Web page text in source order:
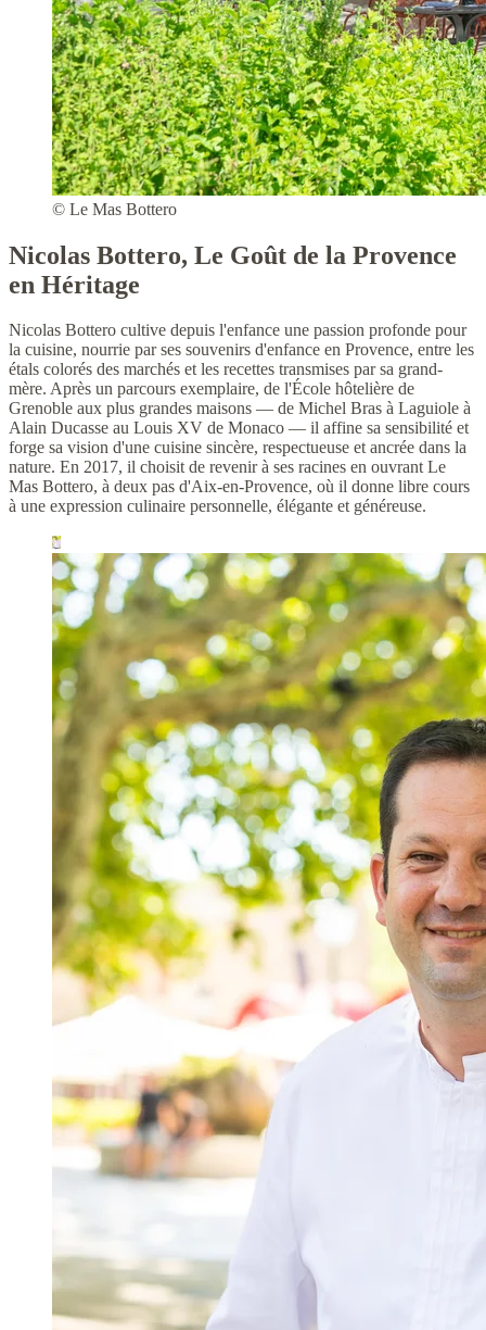
© Le Mas Bottero
Nicolas Bottero, Le Goût de la Provence
en Héritage
Nicolas Bottero cultive depuis l'enfance une passion profonde pour
la cuisine, nourrie par ses souvenirs d'enfance en Provence, entre les
étals colorés des marchés et les recettes transmises par sa grand-
mère. Après un parcours exemplaire, de l'École hôtelière de
Grenoble aux plus grandes maisons — de Michel Bras à Laguiole à
Alain Ducasse au Louis XV de Monaco — il affine sa sensibilité et
forge sa vision d'une cuisine sincère, respectueuse et ancrée dans la
nature. En 2017, il choisit de revenir à ses racines en ouvrant Le
Mas Bottero, à deux pas d'Aix-en-Provence, où il donne libre cours
à une expression culinaire personnelle, élégante et généreuse.